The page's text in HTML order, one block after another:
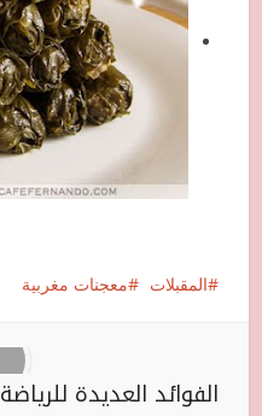
المقبلات معجنات مغربية
الفوائد العديدة للرياضة